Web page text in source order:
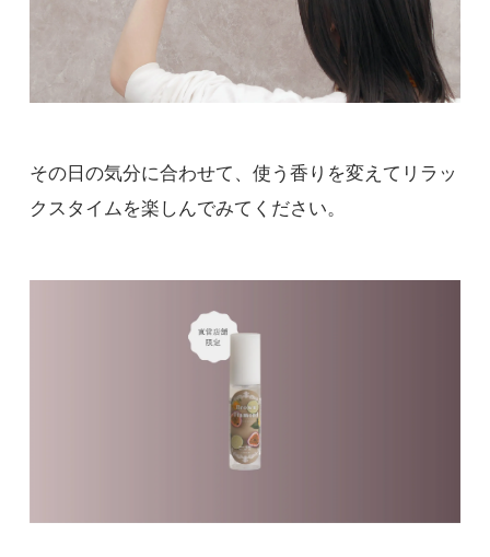
その日の気分に合わせて、使う香りを変えてリラッ
クスタイムを楽しんでみてください。